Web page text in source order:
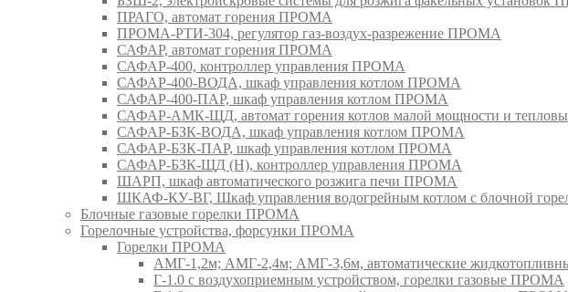
ПРАГО, автомат горения ПРОМА
ПРОМА-РТИ-304, регулятор газ-воздух-разрежение ПРОМА
САФАР, автомат горения ПРОМА
САФАР-400, контроллер управления ПРОМА
САФАР-400-ВОДА, шкаф управления котлом ПРОМА
САФАР-400-ПАР, шкаф управления котлом ПРОМА
САФАР-АМК-ЩД, автомат горения котлов малой мощности и
САФАР-БЗК-ВОДА, шкаф управления котлом ПРОМА
САФАР-БЗК-ПАР, шкаф управления котлом ПРОМА
САФАР-БЗК-ЩД (Н), контроллер управления ПРОМА
ШАРП, шкаф автоматического розжига печи ПРОМА
ШКАФ-КУ-ВГ, Шкаф управления водогрейным котлом с блочной
Блочные газовые горелки ПРОМА
Горелочные устройства, форсунки ПРОМА
Горелки ПРОМА
АМГ-1,2м; АМГ-2,4м; АМГ-3,6м, автоматические
Г-1.0 с воздухоприемным устройством, горелки газовые ПРОМА